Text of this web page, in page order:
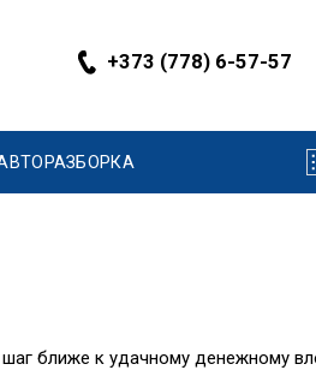
+373 (778) 6-57-57
ближе к удачному денежному